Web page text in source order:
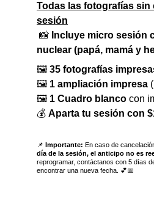
Todas las fotografías sin
sesión
📸 Incluye micro sesión
nuclear (papá, mamá y
🖼 35 fotografías
🖼 1 ampliación impresa
🖼 1 Cuadro blanco con
💰 Aparta tu sesión con
📌 Importante: En caso de
día de la sesión, el anticipo no es
reprogramar, contáctanos con 5 días
encontrar una nueva fecha. 💕📅